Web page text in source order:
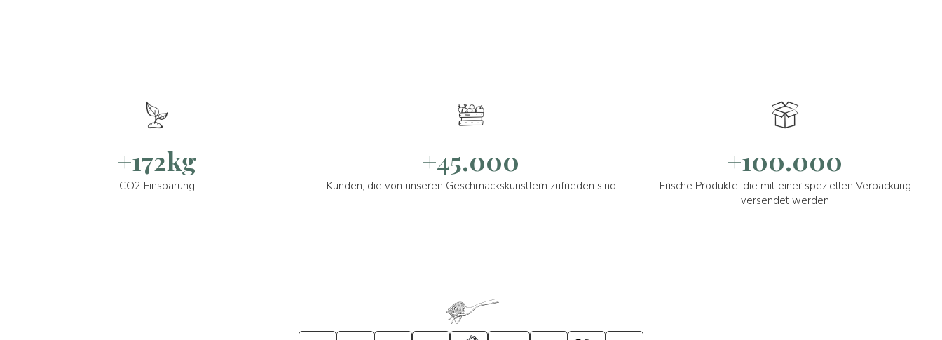
+172kg
CO2 Einsparung
+45.000
Kunden, die von unseren Geschmackskünstlern zufrieden sind
+100.000
Frische Produkte, die mit einer speziellen Verpackung
versendet werden